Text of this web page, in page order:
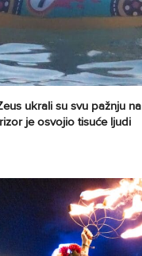
ukrali su svu pažnju
je osvojio tisuće ljudi